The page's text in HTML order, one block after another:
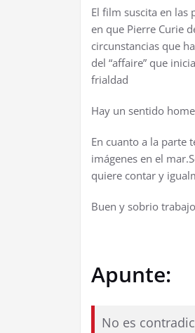
El film suscita en las
en que Pierre Curie
circunstancias que
del “affaire” que
frialdad
Hay un sentido
En cuanto a la parte
imágenes en el
quiere contar y
Buen y sobrio
Apunte:
No es